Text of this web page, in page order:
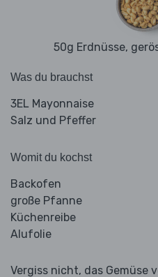
50g Erdnüsse,
Was du brauchst
3EL Mayonnaise
Salz und Pfeffer
Womit du kochst
Backofen
große Pfanne
Küchenreibe
Alufolie
Vergiss nicht, das Gemüse